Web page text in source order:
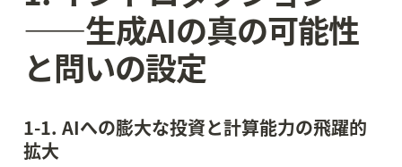
——生成AIの真の可能性
と問いの設定
1-1. AIへの膨大な投資と計算能力の飛躍的
拡大